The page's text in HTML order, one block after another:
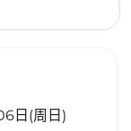
日(周日)